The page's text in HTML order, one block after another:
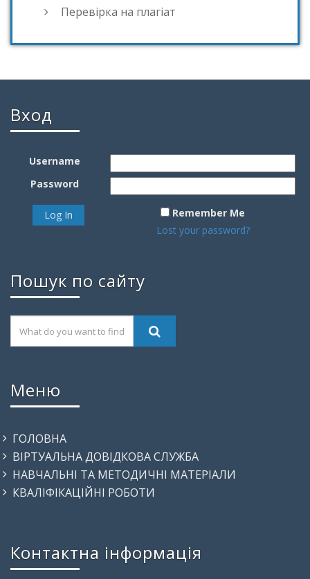
Перевірка на плагіат
Вход
Username
Password
Remember Me
Lost your password?
Пошук по сайту
Меню
ГОЛОВНА
ВІРТУАЛЬНА ДОВІДКОВА СЛУЖБА
НАВЧАЛЬНІ ТА МЕТОДИЧНІ МАТЕРІАЛИ
КВАЛІФІКАЦІЙНІ РОБОТИ
Контактна інформація